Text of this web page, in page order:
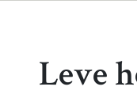
Leve